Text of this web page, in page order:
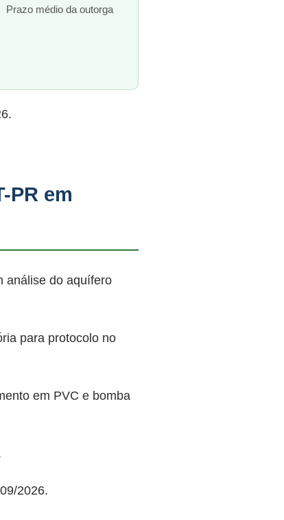
Prazo médio da outorga
PR em
análise do aquífero
para protocolo no
em PVC e bomba
2026.